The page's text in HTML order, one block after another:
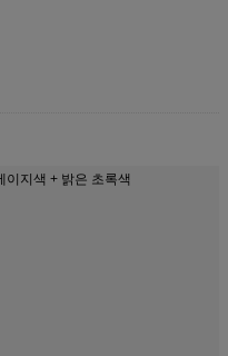
이지색 + 밝은 초록색